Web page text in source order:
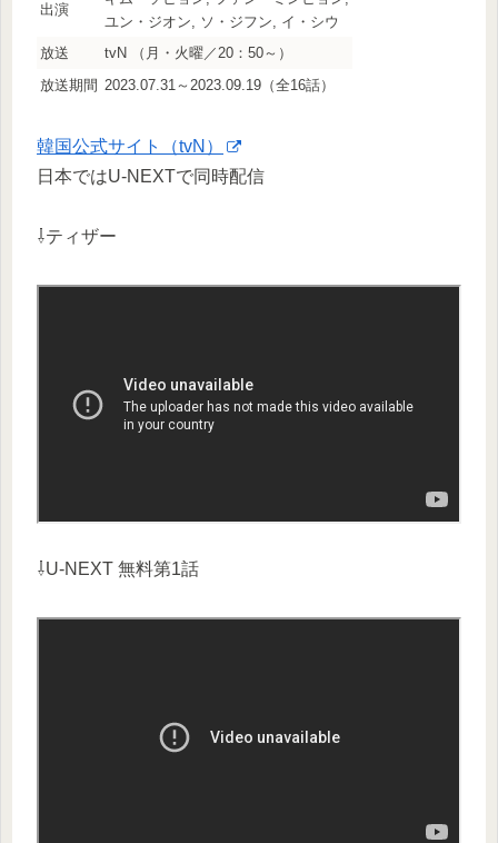
出演
ユン・ジオン, ソ・ジフン, イ・シウ
放送
tvN （月・火曜／20：50～）
放送期間 2023.07.31～2023.09.19（全16話）
韓国公式サイト（tvN）
日本ではU-NEXTで同時配信
⇩ティザー
⇩U-NEXT 無料第1話